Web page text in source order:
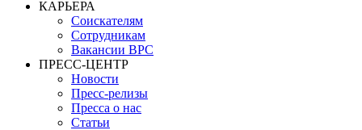
КАРЬЕРА
Соискателям
Сотрудникам
Вакансии BPC
ПРЕСС-ЦЕНТР
Новости
Пресс-релизы
Пресса о нас
Статьи